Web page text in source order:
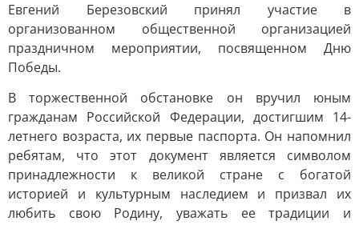
Евгений Березовский принял участие в
организованном общественной организацией
праздничном мероприятии, посвященном Дню
Победы.
В торжественной обстановке он вручил юным
гражданам Российской Федерации, достигшим 14-
летнего возраста, их первые паспорта. Он напомнил
ребятам, что этот документ является символом
принадлежности к великой стране с богатой
историей и культурным наследием и призвал их
любить свою Родину, уважать ее традиции и